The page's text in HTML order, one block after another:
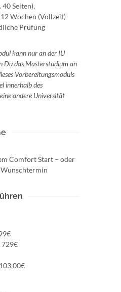
Seiten),
Wochen (Vollzeit)
Prüfung
kann nur an der IU
Du das Masterstudium an
Vorbereitungsmoduls
innerhalb des
andere Universität
Comfort Start – oder
729€